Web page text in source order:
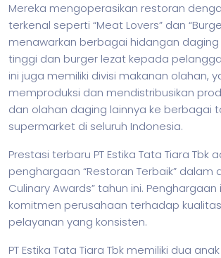
Mereka mengoperasikan restoran
terkenal seperti “Meat Lovers” dan
menawarkan berbagai hidangan
tinggi dan burger lezat kepada
ini juga memiliki divisi makanan olahan,
memproduksi dan mendistribusikan
dan olahan daging lainnya ke berbagai
supermarket di seluruh Indonesia.
Prestasi terbaru PT Estika Tata Tiara Tbk
penghargaan “Restoran Terbaik” dalam
Culinary Awards” tahun ini.
komitmen perusahaan terhadap
pelayanan yang konsisten.
PT Estika Tata Tiara Tbk memiliki dua